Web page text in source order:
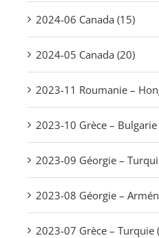
2024-06 Canada (15)
2024-05 Canada (20)
2023-11 Roumanie –
2023-10 Grèce –
2023-09 Géorgie –
2023-08 Géorgie –
2023-07 Grèce – Turquie